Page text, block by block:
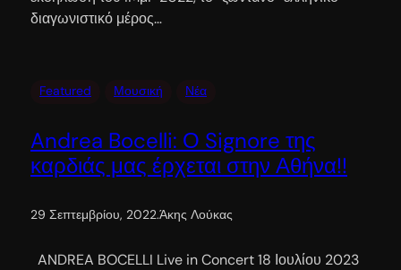
διαγωνιστικό μέρος…
Featured Μουσική Νέα
Andrea Bocelli: Ο Signore της
καρδιάς μας έρχεται στην Αθήνα!!
29 Σεπτεμβρίου, 2022.Άκης Λούκας
ANDREA BOCELLI Live in Concert 18 Ιουλίου 2023